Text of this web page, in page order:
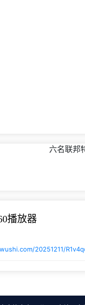
六名联邦
播放器
20251211/